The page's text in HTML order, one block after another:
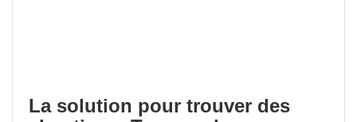
La solution pour trouver des